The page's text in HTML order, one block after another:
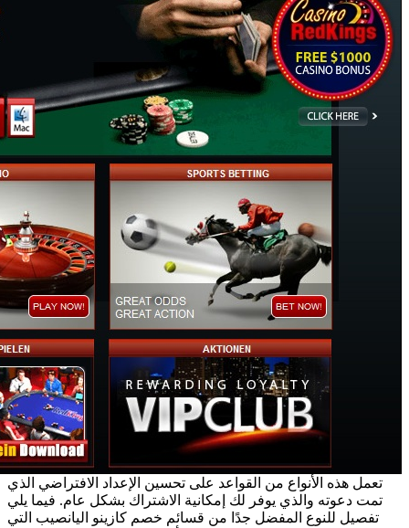
تعمل هذه الأنواع من القواعد على تحسين الإعداد الافتراضي الذي
تمت دعوته والذي يوفر لك إمكانية الاشتراك بشكل عام. فيما يلي
تفصيل للنوع المفضل جدًا من قسائم خصم كازينو اليانصيب التي